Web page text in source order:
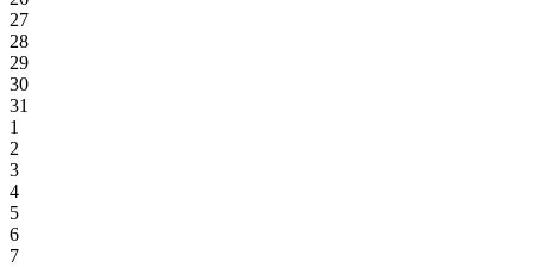
27
28
29
30
31
1
2
3
4
5
6
7